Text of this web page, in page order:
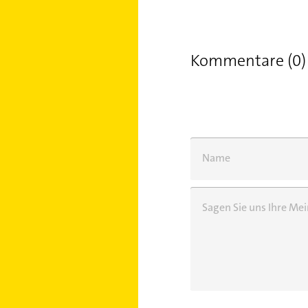
Kommentare (0)
Name
Sagen Sie uns Ihre